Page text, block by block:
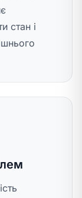
стан і